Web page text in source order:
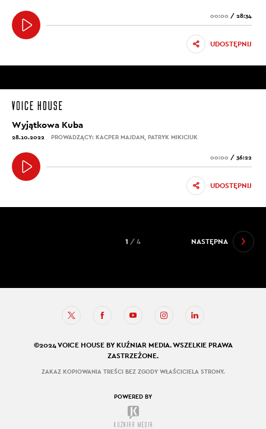
00:00 / 28:34
UDOSTĘPNIJ
Wyjątkowa Kuba
28.10.2022 PROWADZĄCY: KACPER MAJDAN, PATRYK MIKICIUK
00:00 / 36:22
UDOSTĘPNIJ
NASTĘPNA
1 / 4
©2024 VOICE HOUSE BY KUŹNIAR MEDIA. WSZELKIE PRAWA
ZASTRZEŻONE.
ZAKAZ KOPIOWANIA TREŚCI BEZ ZGODY WŁAŚCICIELA STRONY.
POWERED BY